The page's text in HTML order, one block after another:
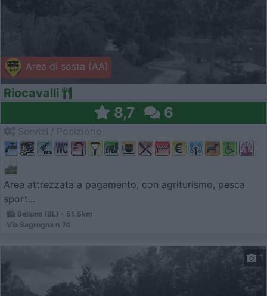
Area di sosta (AA)
Riocavalli
8,7 6
Area attrezzata a pagamento, con agriturismo, pesca
sport...
Belluno (BL) - 51.5km
Via Sagrogna n.74
1